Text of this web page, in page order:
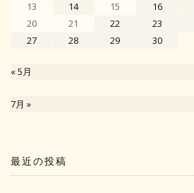
13
14 15 16
20
21 22 23
27
28 29 30
« 5月
7月 »
最近の投稿